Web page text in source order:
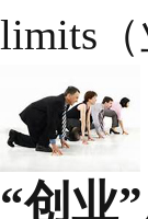
limits（
“创业